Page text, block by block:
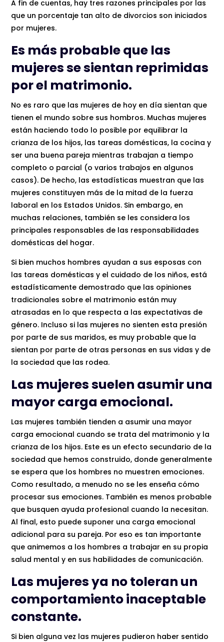
A fin de cuentas, hay tres razones principales por las
que un porcentaje tan alto de divorcios son iniciados
por mujeres.
Es más probable que las
mujeres se sientan reprimidas
por el matrimonio.
No es raro que las mujeres de hoy en día sientan que
tienen el mundo sobre sus hombros. Muchas mujeres
están haciendo todo lo posible por equilibrar la
crianza de los hijos, las tareas domésticas, la cocina y
ser una buena pareja mientras trabajan a tiempo
completo o parcial (o varios trabajos en algunos
casos). De hecho, las estadísticas muestran que las
mujeres constituyen más de la mitad de la fuerza
laboral en los Estados Unidos. Sin embargo, en
muchas relaciones, también se les considera los
principales responsables de las responsabilidades
domésticas del hogar.
Si bien muchos hombres ayudan a sus esposas con
las tareas domésticas y el cuidado de los niños, está
estadísticamente demostrado que las opiniones
tradicionales sobre el matrimonio están muy
atrasadas en lo que respecta a las expectativas de
género. Incluso si las mujeres no sienten esta presión
por parte de sus maridos, es muy probable que la
sientan por parte de otras personas en sus vidas y de
la sociedad que las rodea.
Las mujeres suelen asumir una
mayor carga emocional.
Las mujeres también tienden a asumir una mayor
carga emocional cuando se trata del matrimonio y la
crianza de los hijos. Este es un efecto secundario de la
sociedad que hemos construido, donde generalmente
se espera que los hombres no muestren emociones.
Como resultado, a menudo no se les enseña cómo
procesar sus emociones. También es menos probable
que busquen ayuda profesional cuando la necesitan.
Al final, esto puede suponer una carga emocional
adicional para su pareja. Por eso es tan importante
que animemos a los hombres a trabajar en su propia
salud mental y en sus habilidades de comunicación.
Las mujeres ya no toleran un
comportamiento inaceptable
constante.
Si bien alguna vez las mujeres pudieron haber sentido